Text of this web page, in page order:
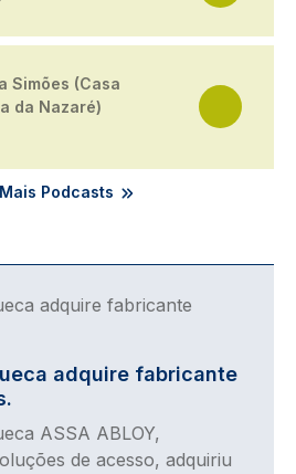
Simões (Casa
da Nazaré)
Podcasts
adquire fabricante
ASSA ABLOY,
de acesso, adquiriu